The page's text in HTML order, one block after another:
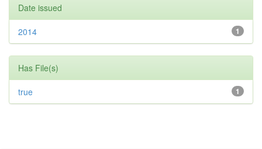
Date issued
1
2014
Has File(s)
1
true